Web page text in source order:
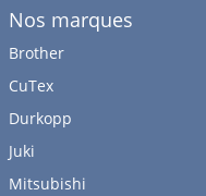
Nos marques
Brother
CuTex
Durkopp
Juki
Mitsubishi